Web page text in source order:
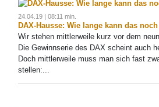
24.04.19 | 08:11 min.
DAX-Hausse: Wie lange kann das
Wir stehen mittlerweile kurz vor dem
Die Gewinnserie des DAX scheint auch
Doch mittlerweile muss man sich fast
stellen:...